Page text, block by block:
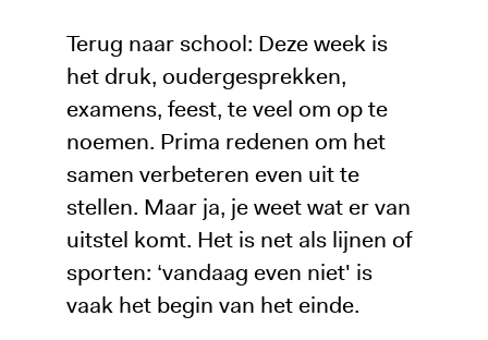
Terug naar school: Deze week is
het druk, oudergesprekken,
examens, feest, te veel om op te
noemen. Prima redenen om het
samen verbeteren even uit te
stellen. Maar ja, je weet wat er van
uitstel komt. Het is net als lijnen of
sporten: ‘vandaag even niet' is
vaak het begin van het einde.